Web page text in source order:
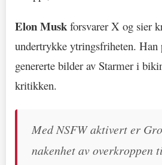
Elon Muskforsvarer X og sier
undertrykke ytringsfriheten.
genererte bilder av Starmer i
kritikken.
Med NSFW aktivert er
nakenhet av overkroppen